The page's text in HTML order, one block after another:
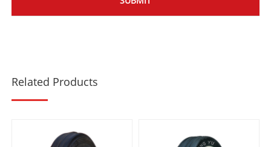
Related Products